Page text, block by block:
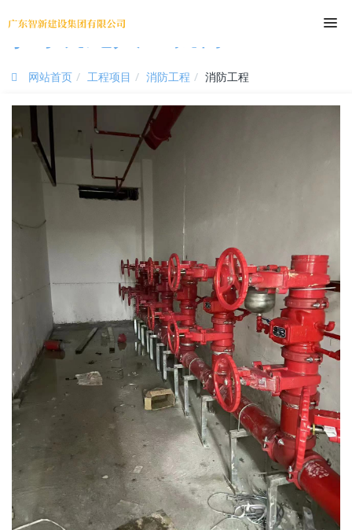
尊时凯龙人生就博
网站首页 工程项目 消防工程 消防工程